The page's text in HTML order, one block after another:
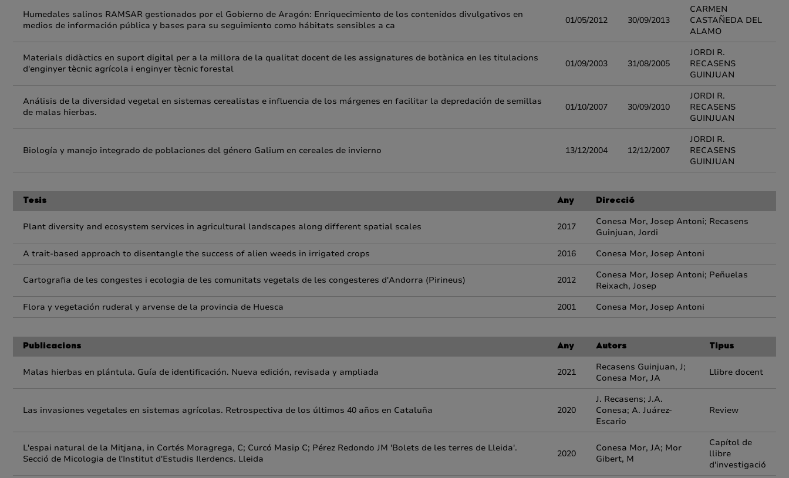
Humedales salinos RAMSAR gestionados por el Gobierno de Aragón: Enriquecimiento de los contenidos divulgativos en
medios de información pública y bases para su seguimiento como hábitats sensibles a ca
01/05/2012 30/09/2013
CARMEN
CASTAÑEDA DEL
ALAMO
Materials didàctics en suport digital per a la millora de la qualitat docent de les assignatures de botànica en les titulacions
d'enginyer tècnic agrícola i enginyer tècnic forestal
01/09/2003 31/08/2005
JORDI R.
RECASENS
GUINJUAN
Análisis de la diversidad vegetal en sistemas cerealistas e influencia de los márgenes en facilitar la depredación de semillas
de malas hierbas.
01/10/2007 30/09/2010
JORDI R.
RECASENS
GUINJUAN
Biología y manejo integrado de poblaciones del género Galium en cereales de invierno 13/12/2004 12/12/2007
JORDI R.
RECASENS
GUINJUAN
Tesis Any Direcció
Plant diversity and ecosystem services in agricultural landscapes along different spatial scales 2017
Conesa Mor, Josep Antoni; Recasens
Guinjuan, Jordi
A trait-based approach to disentangle the success of alien weeds in irrigated crops
2016 Conesa Mor, Josep Antoni
Cartografia de les congestes i ecologia de les comunitats vegetals de les congesteres d'Andorra (Pirineus) 2012
Conesa Mor, Josep Antoni; Peñuelas
Reixach, Josep
Flora y vegetación ruderal y arvense de la provincia de Huesca
2001 Conesa Mor, Josep Antoni
Publicacions Any Autors Tipus
Malas hierbas en plántula. Guía de identificación. Nueva edición, revisada y ampliada 2021
Recasens Guinjuan, J;
Conesa Mor, JA
Llibre docent
Las invasiones vegetales en sistemas agrícolas. Retrospectiva de los últimos 40 años en Cataluña 2020
J. Recasens; J.A.
Conesa; A. Juárez-
Escario
Review
L'espai natural de la Mitjana, in Cortés Moragrega, C; Curcó Masip C; Pérez Redondo JM 'Bolets de les terres de Lleida'.
Secció de Micologia de l'Institut d'Estudis Ilerdencs. Lleida
2020
Conesa Mor, JA; Mor
Gibert, M
Capítol de
llibre
d'investigació